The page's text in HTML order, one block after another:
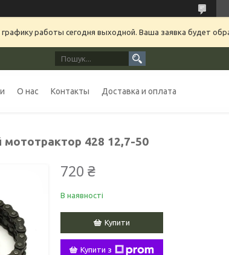
работы сегодня выходной. Ваша заявка будет
О нас Контакты Доставка и оплата
428 12,7-50
720 ₴
В наявності
Купити
Купити з